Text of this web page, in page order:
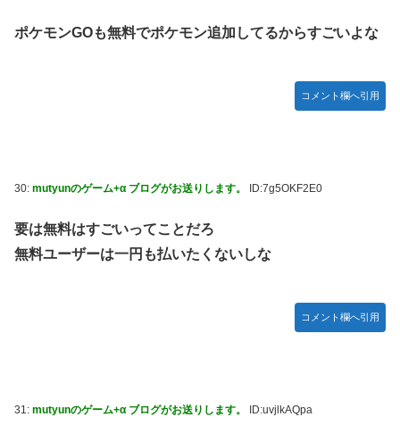
ポケモンGOも無料でポケモン追加してるからすごいよな
コメント欄へ引用
30: mutyunのゲーム+α ブログがお送りします。 ID:7g5OKF2E0
要は無料はすごいってことだろ
無料ユーザーは一円も払いたくないしな
コメント欄へ引用
31: mutyunのゲーム+α ブログがお送りします。 ID:uvjlkAQpa